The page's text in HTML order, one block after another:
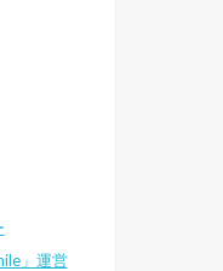
」運営